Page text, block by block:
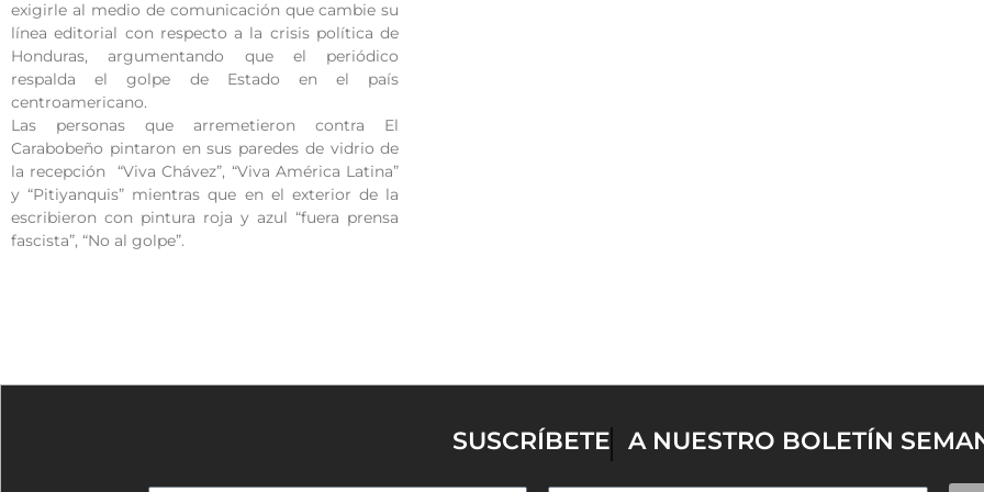
exigirle al medio de comunicación que cambie su
línea editorial con respecto a la crisis política de
Honduras, argumentando que el periódico
respalda el golpe de Estado en el país
centroamericano.
Las personas que arremetieron contra El
Carabobeño pintaron en sus paredes de vidrio de
la recepción “Viva Chávez”, “Viva América Latina”
y “Pitiyanquis” mientras que en el exterior de la
escribieron con pintura roja y azul “fuera prensa
fascista”, “No al golpe”.
SUSCRÍBETE A NUESTRO BOLETÍN